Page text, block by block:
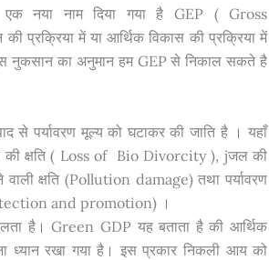
नया नाम दिया गया है GEP ( Gross
प्रक्रिया में या आर्थिक विकास की प्रक्रिया में
नुकसान का अनुमान हम GEP से निकाल सकते है
पर्यावरण मूल्य को घटाकर की जाति है । यहाँ
की क्षति ( Loss of Bio Divorcity ), jजल की
क्षति (Pollution damage) तथा पर्यावरण
and promotion) ।
है। Green GDP यह बताता है की आर्थिक
ध्यान रखा गया है। इस प्रकार निकली आय को